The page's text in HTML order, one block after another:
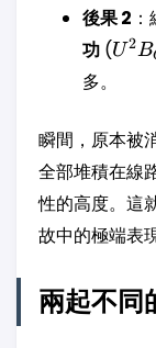
後果 2
功 (U^2
U2B
多。
瞬間，原本被
全部堆積在線
性的高度。這
故中的極端表現
兩起不同